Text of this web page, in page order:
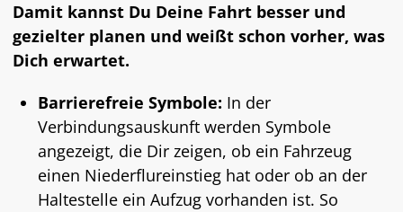
Damit kannst Du Deine Fahrt besser und
gezielter planen und weißt schon vorher, was
Dich erwartet.
Barrierefreie Symbole: In der
Verbindungsauskunft werden Symbole
angezeigt, die Dir zeigen, ob ein Fahrzeug
einen Niederflureinstieg hat oder ob an der
Haltestelle ein Aufzug vorhanden ist. So